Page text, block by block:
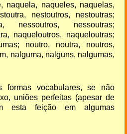
naquela, naqueles, naquelas,
nestoutros, nestoutras;
nessoutros, nessoutras;
naqueloutros, naqueloutras;
noutro, noutra, noutros,
nalguma, nalguns, nalgumas,
vocabulares, se não
uniões perfeitas (apesar de
esta feição em algumas